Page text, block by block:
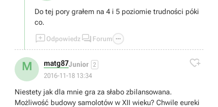
Do tej pory grałem na 4 i 5 poziomie trudności póki
co.
Odpowiedz  Forum 
M matg87Junior 2
2016-11-18 13:34

Niestety jak dla mnie gra za słabo zbilansowana.
Możliwość budowy samolotów w XII wieku? Chwile eureki